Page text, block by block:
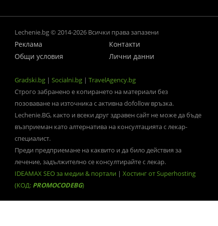
Lechenie.bg © 2014-2026 Всички права запазени
Реклама
Контакти
Общи условия
Лични данни
Gradski.bg | Socialni.bg | TravelAgency.bg
Строго забранено е копирането на материали без
позоваване на източника с активна dofollow връзка.
Lechenie.BG, както и всеки друг здравен сайт не може да бъде
възприеман като алтернатива на консултацията с лекар-
специалист.
Преди предприемане на каквито и да било действия за
лечение, задължително се консултирайте с лекар.
IDEAMAX SEO за медии & портали | Хостинг от Superhosting
(КОД: PROMOCODEBG)